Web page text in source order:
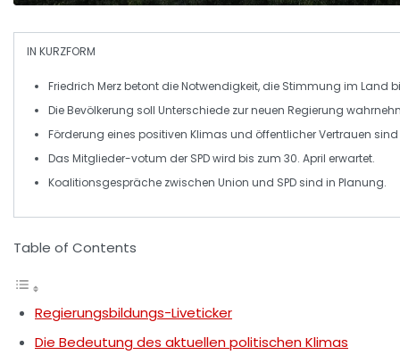
IN KURZFORM
Friedrich Merzbetont die Notwendigkeit, die Stimmung im Land
Die Bevölkerung soll Unterschiede zur neuen Regierung
Förderung eines positiven Klimas und öffentlicherVertrauen sind
Das Mitglieder-votum der SPDwird bis zum 30. April erwartet.
Koalitionsgespräche zwischen Union und SPD sind in Planung.
Table of Contents
Regierungsbildungs-Liveticker
Die Bedeutung des aktuellen politischen Klimas